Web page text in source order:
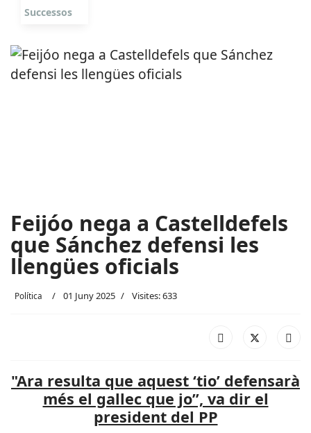
Successos
Feijóo nega a Castelldefels
que Sánchez defensi les
llengües oficials
Política 01 Juny 2025 Visites: 633
"Ara resulta que aquest ‘tio’ defensarà
més el gallec que jo”, va dir el
president del PP